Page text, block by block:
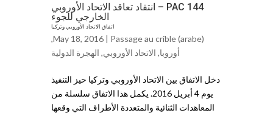
PAC 144 – انتقاد تعاقد الاتحاد الأوروبي
الخارجي للجوء
اتفاق الاتحاد الأوروبي وتركيا
May 18, 2016 | Passage au crible (arabe)
,
أوروبا, الاتحاد الأوروبي, الهجرة الدولية
دخل الاتفاق بين الاتحاد الأوروبي وتركيا حيز التنفيذ
يوم 4 أبريل 2016. يكمل هذا الاتفاق سلسلة من
المعاهدات الثنائية والمتعددة الأطراف التي وقعها